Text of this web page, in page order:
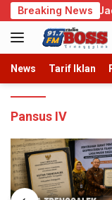
Langsung
ke
konten
Breaking News
Resmi Jadi Pj
News Tarif Iklan
Pansus IV